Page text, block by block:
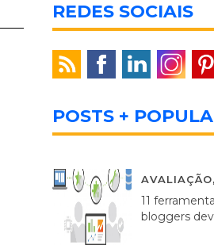
REDES SOCIAIS
POSTS +
AVALIAÇÃO,
11
bloggers